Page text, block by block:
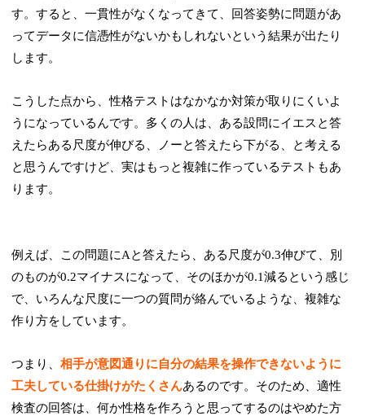
す。すると、一貫性がなくなってきて、回答姿勢に問題があ
ってデータに信憑性がないかもしれないという結果が出たり
します。
こうした点から、性格テストはなかなか対策が取りにくいよ
うになっているんです。多くの人は、ある設問にイエスと答
えたらある尺度が伸びる、ノーと答えたら下がる、と考える
と思うんですけど、実はもっと複雑に作っているテストもあ
ります。
例えば、この問題にAと答えたら、ある尺度が0.3伸びて、別
のものが0.2マイナスになって、そのほかが0.1減るという感じ
で、いろんな尺度に一つの質問が絡んでいるような、複雑な
作り方をしています。
つまり、相手が意図通りに自分の結果を操作できないように
工夫している仕掛けがたくさんあるのです。そのため、適性
検査の回答は、何か性格を作ろうと思ってするのはやめた方